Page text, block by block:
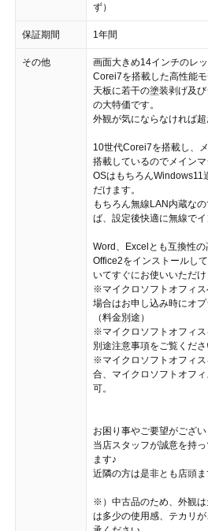
ず）
保証期間 1年間
その他
画面大きめ14インチのレ
Corei7を搭載した高性能モ
天板に若干の塗装剥げ及
の大特価です。
外観が気にならなければ
10世代Corei7を搭載し、
搭載しているのでメインマ
OSはもちろんWindows11
だけます。
もちろん無線LAN内蔵な
ば、設定後快適に無線で
Word、Excelとも互換性
Office2をインストールし
いてすぐにお使いいただけ
※マイクロソフトオフィ
場合はお申し込み時にオ
（料金別途）
※マイクロソフトオフィス
別途注意事項をご覧くださ
※マイクロソフトオフィ
合、マイクロソフトオフ
可。
お困り事やご要望がござい
当店スタッフが誠意を持
ます♪
近隣の方は是非とも店頭
※）中古品のため、外観
は多少の使用感、テカリ